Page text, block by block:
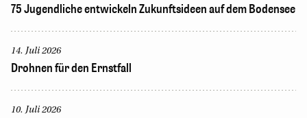
75 Jugendliche entwickeln Zukunftsideen auf dem Bodensee
14. Juli 2026
Drohnen für den Ernstfall
10. Juli 2026